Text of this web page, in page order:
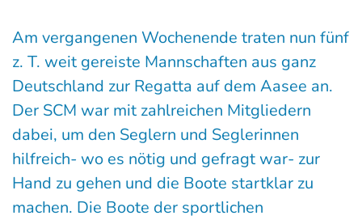
Am vergangenen Wochenende traten nun fünf
z. T. weit gereiste Mannschaften aus ganz
Deutschland zur Regatta auf dem Aasee an.
Der SCM war mit zahlreichen Mitgliedern
dabei, um den Seglern und Seglerinnen
hilfreich- wo es nötig und gefragt war- zur
Hand zu gehen und die Boote startklar zu
machen. Die Boote der sportlichen